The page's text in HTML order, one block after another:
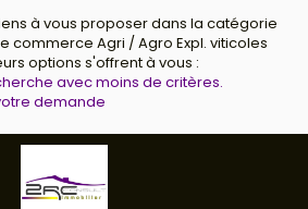
à vous proposer dans la catégorie
commerce Agri / Agro Expl. viticoles
options s'offrent à vous :
avec moins de critères.
demande